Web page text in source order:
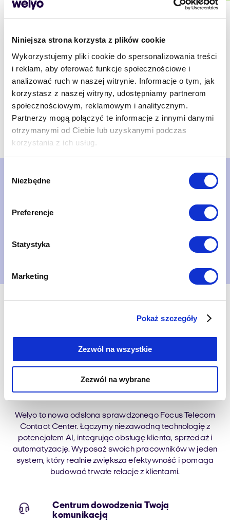
Niniejsza strona korzysta z plików cookie
Wykorzystujemy pliki cookie do spersonalizowania treści
i reklam, aby oferować funkcje społecznościowe i
analizować ruch w naszej witrynie. Informacje o tym, jak
korzystasz z naszej witryny, udostępniamy partnerom
społecznościowym, reklamowym i analitycznym.
Partnerzy mogą połączyć te informacje z innymi danymi
otrzymanymi od Ciebie lub uzyskanymi podczas
korzystania z ich usług.
zgody
Niezbędne
Preferencje
Statystyka
Marketing
Pokaż szczegóły
Zezwól na wszystkie
Zezwól na wybrane
prezentację systemu!
Kompletny ekosystem
komunikacji w jednym
narzędziu
Welyo to nowa odsłona sprawdzonego Focus Telecom
Contact Center. Łączymy niezawodną technologię z
potencjałem AI, integrując obsługę klienta, sprzedaż i
automatyzację. Wyposaż swoich pracowników w jeden
system, który realnie zwiększa efektywność i pomaga
budować trwałe relacje z klientami.
Centrum dowodzenia Twoją
komunikacją